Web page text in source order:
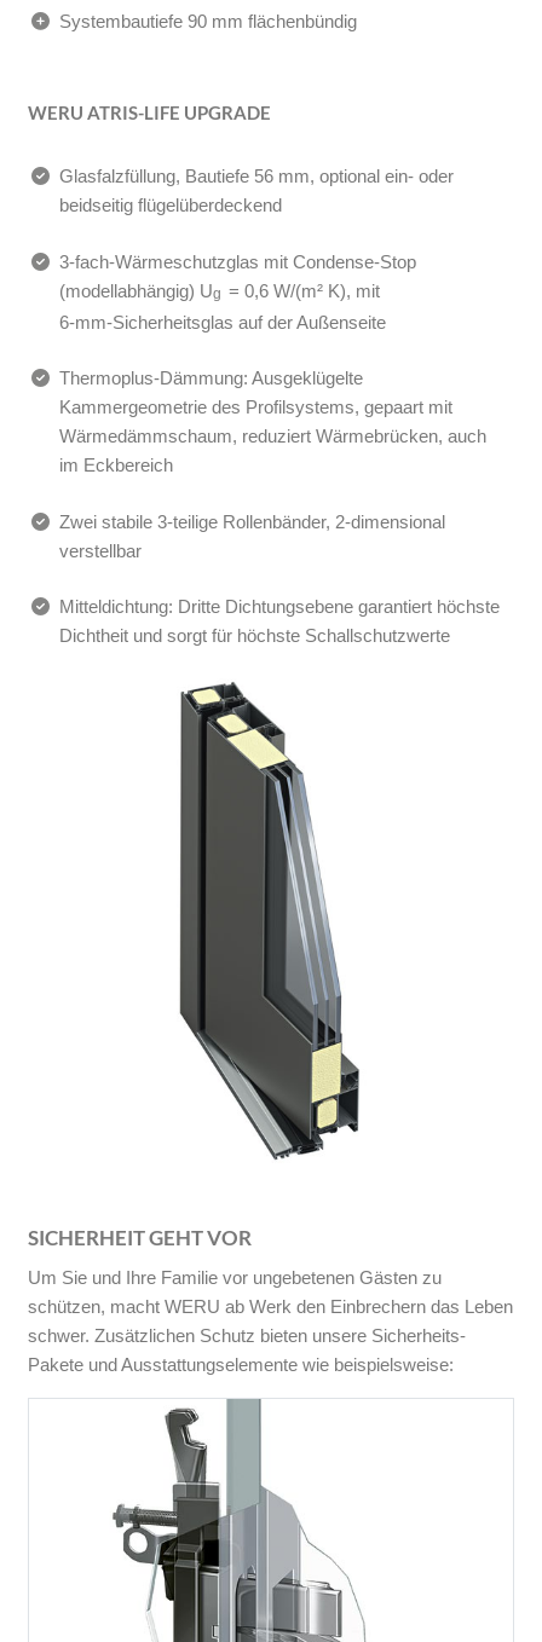
Systembautiefe 90 mm flächenbündig
WERU ATRIS-LIFE UPGRADE
Glasfalzfüllung, Bautiefe 56 mm, optional ein- oder
beidseitig flügelüberdeckend
3-fach-Wärmeschutzglas mit Condense-Stop
(modellabhängig) Ug = 0,6 W/(m² K), mit
6‑mm‑Sicherheitsglas auf der Außenseite
Thermoplus-Dämmung: Ausgeklügelte
Kammergeometrie des Profilsystems, gepaart mit
Wärmedämmschaum, reduziert Wärmebrücken, auch
im Eckbereich
Zwei stabile 3-teilige Rollenbänder, 2‑dimensional
verstellbar
Mitteldichtung: Dritte Dichtungsebene garantiert höchste
Dichtheit und sorgt für höchste Schallschutzwerte
SICHERHEIT GEHT VOR
Um Sie und Ihre Familie vor ungebetenen Gästen zu
schützen, macht WERU ab Werk den Einbrechern das Leben
schwer. Zusätzlichen Schutz bieten unsere Sicherheits-
Pakete und Ausstattungselemente wie beispielsweise: